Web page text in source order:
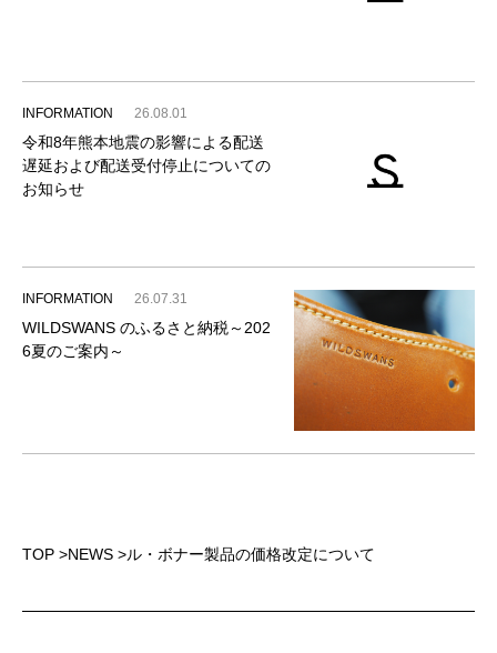
INFORMATION 26.08.01
令和8年熊本地震の影響による配送
遅延および配送受付停止についての
お知らせ
INFORMATION 26.07.31
WILDSWANS のふるさと納税～202
6夏のご案内～
TOP >NEWS >ル・ボナー製品の価格改定について